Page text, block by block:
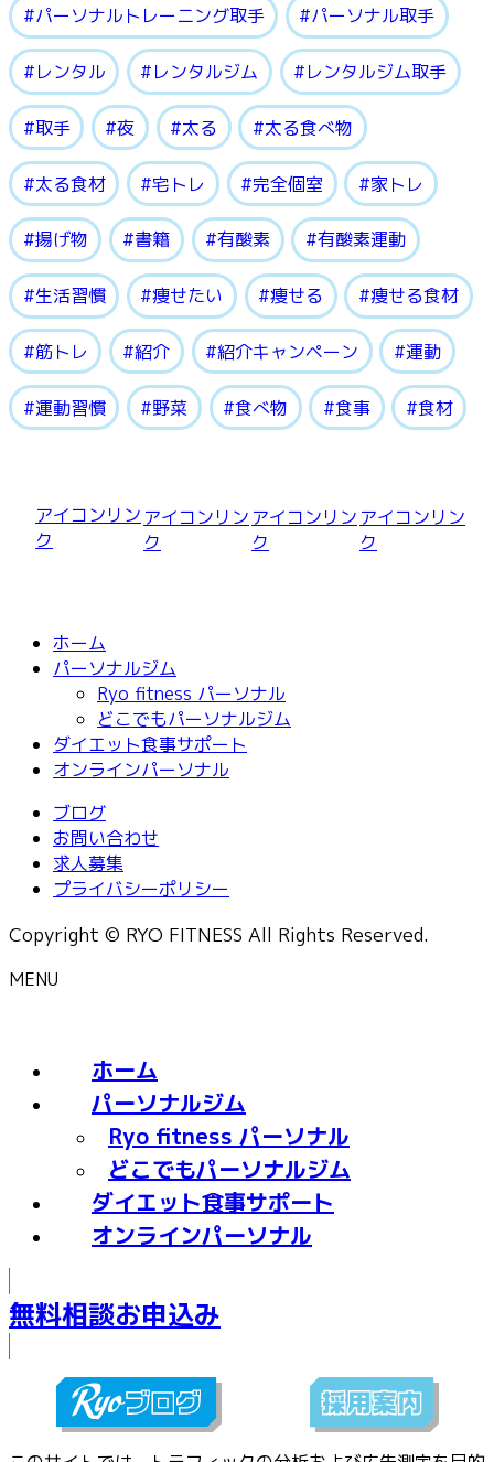
パーソナルトレーニング取手 パーソナル取手
レンタル レンタルジム レンタルジム取手
取手 夜 太る 太る食べ物
太る食材 宅トレ 完全個室 家トレ
揚げ物 書籍 有酸素 有酸素運動
生活習慣 痩せたい 痩せる 痩せる食材
筋トレ 紹介 紹介キャンペーン 運動
運動習慣 野菜 食べ物 食事 食材
アイコンリン
ク
アイコンリン
ク
アイコンリン
ク
アイコンリン
ク
ホーム
パーソナルジム
Ryo fitness パーソナル
どこでもパーソナルジム
ダイエット食事サポート
オンラインパーソナル
ブログ
お問い合わせ
求人募集
プライバシーポリシー
Copyright © RYO FITNESS All Rights Reserved.
MENU
ホーム
パーソナルジム
Ryo fitness パーソナル
どこでもパーソナルジム
ダイエット食事サポート
オンラインパーソナル
無料相談お申込み